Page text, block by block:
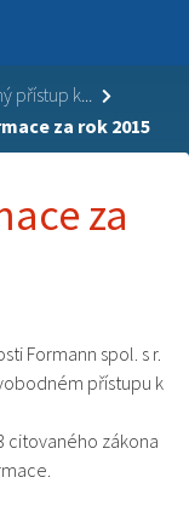
přístup k...
za rok 2015
za
Formann spol. s r.
přístupu k
citovaného zákona